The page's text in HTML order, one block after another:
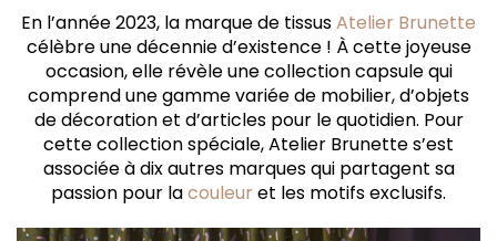
Atelier Brunette, l'amour du tissu
Une transition de la sélection de tissus à la création
de marque
En l’année 2023, la marque de tissusAtelier Brunette
célèbre une décennie d’existence ! À cette joyeuse
occasion, elle révèle une collection capsule qui
comprend une gamme variée de mobilier, d’objets
de décoration et d’articles pour le quotidien. Pour
cette collection spéciale, Atelier Brunette s’est
associée à dix autres marques qui partagent sa
passion pour lacouleur et les motifs exclusifs.